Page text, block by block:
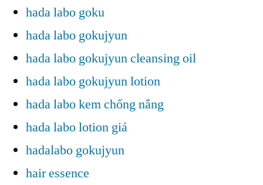
hada labo goku
hada labo gokujyun
hada labo gokujyun cleansing oil
hada labo gokujyun lotion
hada labo kem chống nắng
hada labo lotion giá
hadalabo gokujyun
hair essence